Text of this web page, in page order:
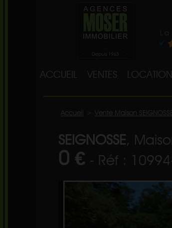
ACCUEIL VENTES LOCATION
Accueil Vente Maison
SEIGNOSSE,
0 € - Réf :